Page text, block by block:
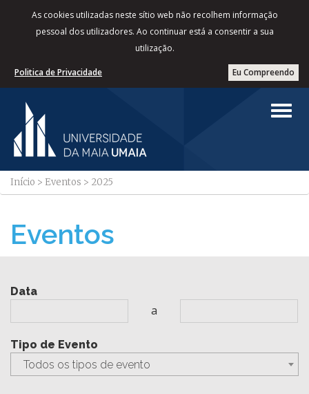
As cookies utilizadas neste sítio web não recolhem informação
pessoal dos utilizadores. Ao continuar está a consentir a sua
utilização.
Eu Compreendo
Politica de Privacidade
Início > Eventos > 2025
Eventos
Data
a
Tipo de Evento
Todos os tipos de evento